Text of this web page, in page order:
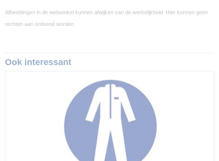
Afbeeldingen in de webwinkel kunnen afwijken van de werkelijkheid. Hier kunnen geen
rechten aan ontleend worden.
Ook interessant